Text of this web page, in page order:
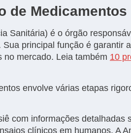
de Medicamentos
Sanitária) é o órgão
principal função é garantir
mercado. Leia também 10
envolve várias etapas
com informações detalhadas
clínicos em humanos. A